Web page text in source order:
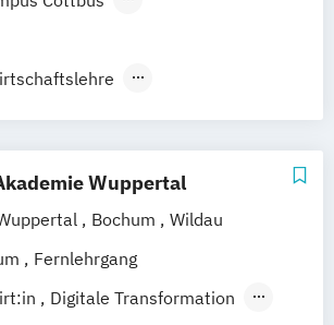
Sachsendorf
Wuppertal
Bochum
Wildau
Fernlehrgang
Digitale Transformation